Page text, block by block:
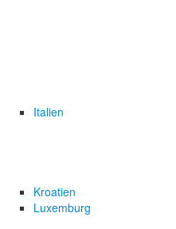
Italien
Kroatien
Luxemburg